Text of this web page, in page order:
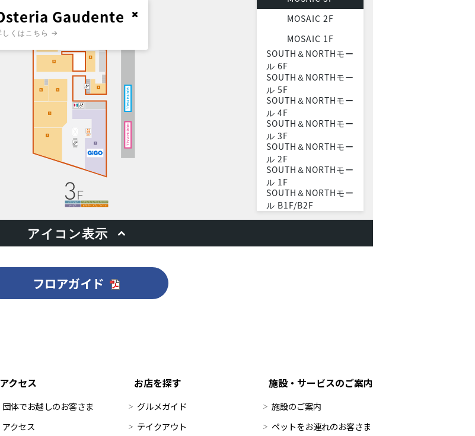
フロアガイド
アクセス
団体でお越しのお客さま
アクセス
お店を探す
グルメガイド
テイクアウト
施設・サービスのご案内
施設のご案内
ペットをお連れのお客さま